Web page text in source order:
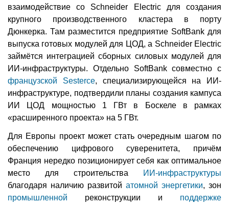
взаимодействие со Schneider Electric для создания
крупного производственного кластера в порту
Дюнкерка. Там разместится предприятие SoftBank для
выпуска готовых модулей для ЦОД, а Schneider Electric
займётся интеграцией сборных силовых модулей для
ИИ-инфраструктуры. Отдельно SoftBank совместно с
французской Sesterce, специализирующейся на ИИ-
инфраструктуре, подтвердили планы создания кампуса
ИИ ЦОД мощностью 1 ГВт в Боскеле в рамках
«расширенного проекта» на 5 ГВт.
Для Европы проект может стать очередным шагом по
обеспечению цифрового суверенитета, причём
Франция нередко позиционирует себя как оптимальное
место для строительства
ИИ-инфраструктуры
благодаря наличию развитой атомной энергетики, зон
промышленной реконструкции и поддержке